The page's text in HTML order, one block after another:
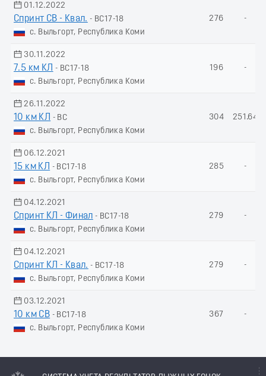
01.12.2022
Спринт СВ - Квал. - ВС17-18
с. Выльгорт, Республика Коми
276 -
30.11.2022
7.5 км КЛ
- ВС17-18
с. Выльгорт, Республика Коми
196 -
26.11.2022
10 км КЛ
- ВС
с. Выльгорт, Республика Коми
304 251.64
06.12.2021
15 км КЛ
- ВС17-18
с. Выльгорт, Республика Коми
285 -
04.12.2021
Спринт КЛ - Финал - ВС17-18
с. Выльгорт, Республика Коми
279 -
04.12.2021
Спринт КЛ - Квал. - ВС17-18
с. Выльгорт, Республика Коми
279 -
03.12.2021
10 км СВ - ВС17-18
с. Выльгорт, Республика Коми
367 -